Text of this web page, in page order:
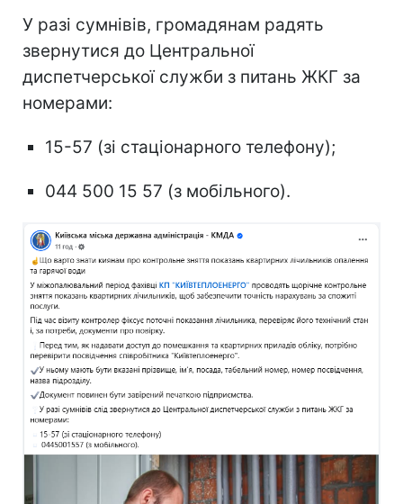
У разі сумнівів, громадянам радять
звернутися до Центральної
диспетчерської служби з питань ЖКГ за
номерами:
15-57 (зі стаціонарного телефону);
044 500 15 57 (з мобільного).